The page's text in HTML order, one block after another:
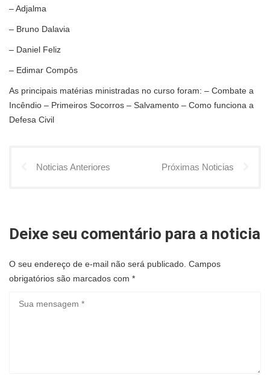
– Adjalma
– Bruno Dalavia
– Daniel Feliz
– Edimar Compôs
As principais matérias ministradas no curso foram: – Combate a
Incêndio – Primeiros Socorros – Salvamento – Como funciona a
Defesa Civil
Noticias Anteriores Próximas Noticias
Deixe seu comentário para a noticia
O seu endereço de e-mail não será publicado. Campos
obrigatórios são marcados com *